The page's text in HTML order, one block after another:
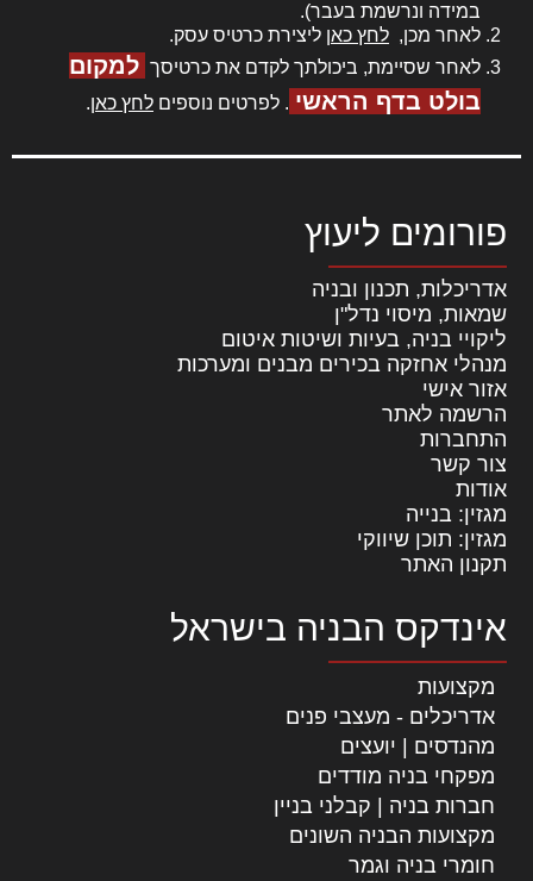
במידה ונרשמת בעבר).
לאחר מכן, לחץ כאן ליצירת כרטיס עסק.
לאחר שסיימת, ביכולתך לקדם את כרטיסך למקום
בולט בדף הראשי . לפרטים נוספים לחץ כאן.
פורומים ליעוץ
אדריכלות, תכנון ובניה
שמאות, מיסוי נדל"ן
ליקויי בניה, בעיות ושיטות איטום
מנהלי אחזקה בכירים מבנים ומערכות
אזור אישי
הרשמה לאתר
התחברות
צור קשר
אודות
מגזין: בנייה
מגזין: תוכן שיווקי
תקנון האתר
אינדקס הבניה בישראל
מקצועות
אדריכלים - מעצבי פנים
מהנדסים | יועצים
מפקחי בניה מודדים
חברות בניה | קבלני בניין
מקצועות הבניה השונים
חומרי בניה וגמר